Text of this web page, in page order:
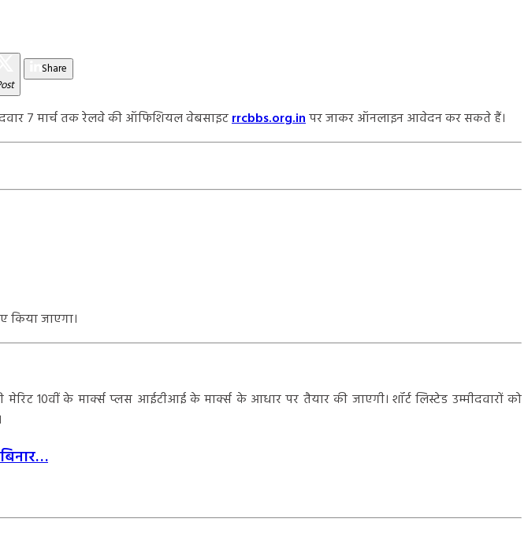
Share
7 मार्च तक रेलवे की ऑफिशियल वेबसाइटrrcbbs.org.inपर जाकर ऑनलाइन आवेदन कर सकते हैं।
किया जाएगा।
10वीं के मार्क्स प्लस आईटीआई के मार्क्स के आधार पर तैयार की जाएगी। शॉर्ट लिस्टेड उम्मीदवारों को